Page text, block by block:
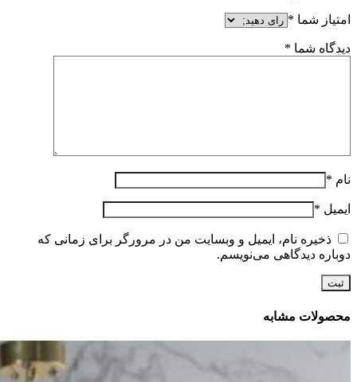
امتیاز شما *
دیدگاه شما *
نام *
ایمیل *
ذخیره نام، ایمیل و وبسایت من در مرورگر برای زمانی که
دوباره دیدگاهی می‌نویسم.
محصولات مشابه